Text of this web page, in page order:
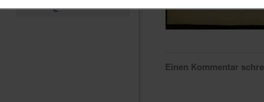
e
Einen Kommentar